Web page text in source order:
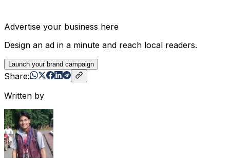
Advertise your business here
Design an ad in a minute and reach local readers.
Launch your brand campaign
Share:
Written by